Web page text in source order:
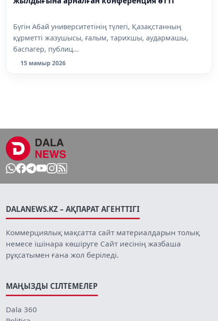
Бүгін Абай университетінің түлегі, Қазақстанның
құрметті жазушысы, ғалым, тарихшы, аудармашы,
баспагер, публиц...
15 мамыр 2026
DALANEWS.KZ – АҚПАРАТ АГЕНТТІГІ
Коммерциялық мақсатта сайт материалдарын толық
немесе ішінара көшіруге Сайт иесінің жазбаша
рұқсатымен ғана жол беріледі.
МАҢЫЗДЫ СІЛТЕМЕЛЕР
Dala 360